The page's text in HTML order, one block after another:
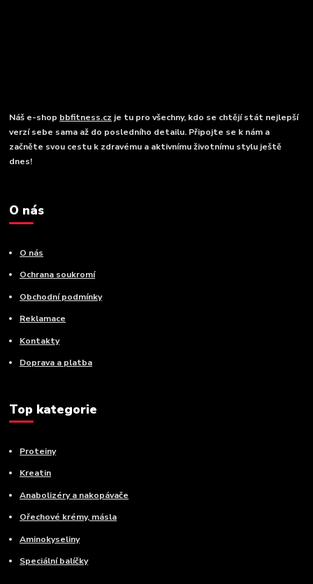
Náš e-shop bbfitness.cz je tu pro všechny, kdo se chtějí stát nejlepší
verzí sebe sama až do posledního detailu. Připojte se k nám a
začněte svou cestu k zdravému a aktivnímu životnímu stylu ještě
dnes!
O nás
O nás
Ochrana soukromí
Obchodní podmínky
Reklamace
Kontakty
Doprava a platba
Top kategorie
Proteiny
Kreatin
Anabolizéry a nakopávače
Ořechové krémy, másla
Aminokyseliny
Speciální balíčky